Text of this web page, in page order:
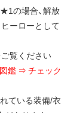
の場合、解放
ーローとして
覧ください
鑑 ⇒ チェック
ている装備/衣